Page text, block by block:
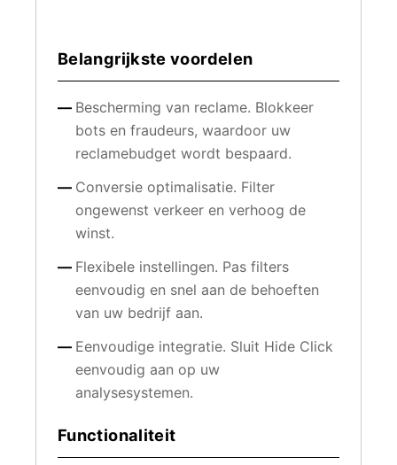
Belangrijkste voordelen
Bescherming van reclame. Blokkeer
bots en fraudeurs, waardoor uw
reclamebudget wordt bespaard.
Conversie optimalisatie. Filter
ongewenst verkeer en verhoog de
winst.
Flexibele instellingen. Pas filters
eenvoudig en snel aan de behoeften
van uw bedrijf aan.
Eenvoudige integratie. Sluit Hide Click
eenvoudig aan op uw
analysesystemen.
Functionaliteit